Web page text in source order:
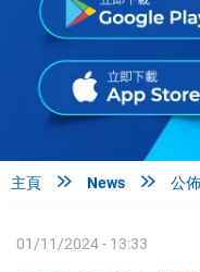
主頁  News  公
01/11/2024 - 13:33